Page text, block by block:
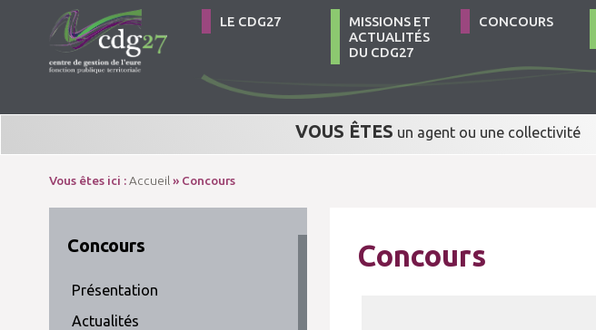
LE CDG27
MISSIONS ET
ACTUALITÉS
DU CDG27
CONCOURS
VOUS ÊTES un agent ou une collectivité
Vous êtes ici :Accueil » Concours
Concours
Présentation
Actualités
Concours